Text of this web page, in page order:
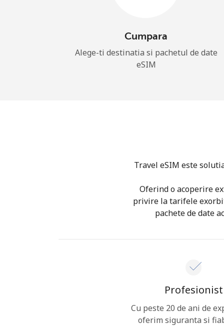
Cumpara
Alege-ti destinatia si pachetul de date
eSIM
Travel eSIM este
Oferind o acoperire
privire la tarifele
pachete de date
Profesionist
Cu peste 20 de ani de
oferim siguranta si